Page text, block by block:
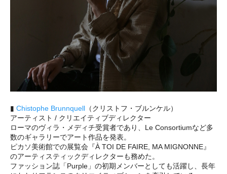
▮ Chistophe Brunnquell （クリストフ・ブルンケル）
アーティスト / クリエイティブディレクター
ローマのヴィラ・メディチ受賞者であり、Le Consortiumなど多
数のギャラリーでアート作品を発表。
ピカソ美術館での展覧会『À TOI DE FAIRE, MA MIGNONNE』
のアーティスティックディレクターも務めた。
ファッション誌「Purple」の初期メンバーとしても活躍し、長年